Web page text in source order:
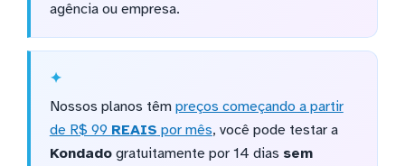
agência ou empresa.
Nossos planos têm preços começando a partir
de R$ 99 REAIS por mês, você pode testar a
Kondadogratuitamente por 14 dias sem